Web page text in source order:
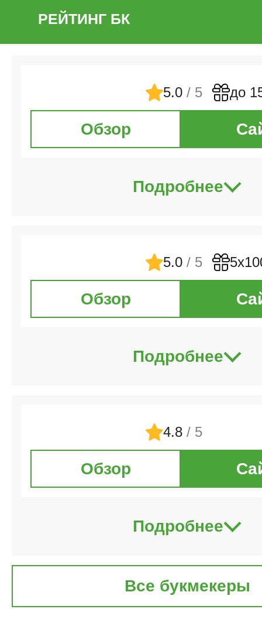
РЕЙТИНГ БК
5.0 / 5 до
Обзор
Подробнее
5.0 / 5
Обзор
Подробнее
4.8 / 5
Обзор
Подробнее
Все букмекеры